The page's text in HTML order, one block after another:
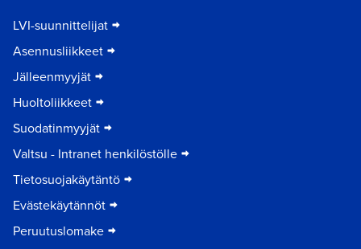
LVI-suunnittelijat
Asennusliikkeet
Jälleenmyyjät
Huoltoliikkeet
Suodatinmyyjät
Valtsu - Intranet henkilöstölle
Tietosuojakäytäntö
Evästekäytännöt
Peruutuslomake